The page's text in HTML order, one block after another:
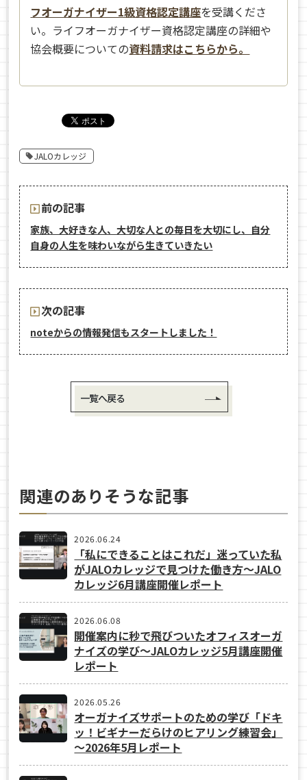
フオーガナイザー1級資格認定講座を受講くださ
い。ライフオーガナイザー資格認定講座の詳細や
協会概要についての資料請求はこちらから。
JALOカレッジ
前の記事
家族、大好きな人、大切な人との毎日を大切にし、自分
自身の人生を味わいながら生きていきたい
次の記事
noteからの情報発信もスタートしました！
一覧へ戻る
関連のありそうな記事
2026.06.24
「私にできることはこれだ」迷っていた私
がJALOカレッジで見つけた働き方〜JALO
カレッジ6月講座開催レポート
2026.06.08
開催案内に秒で飛びついたオフィスオーガ
ナイズの学び〜JALOカレッジ5月講座開催
レポート
2026.05.26
オーガナイズサポートのための学び「ドキ
ッ！ビギナーだらけのヒアリング練習会」
～2026年5月レポート